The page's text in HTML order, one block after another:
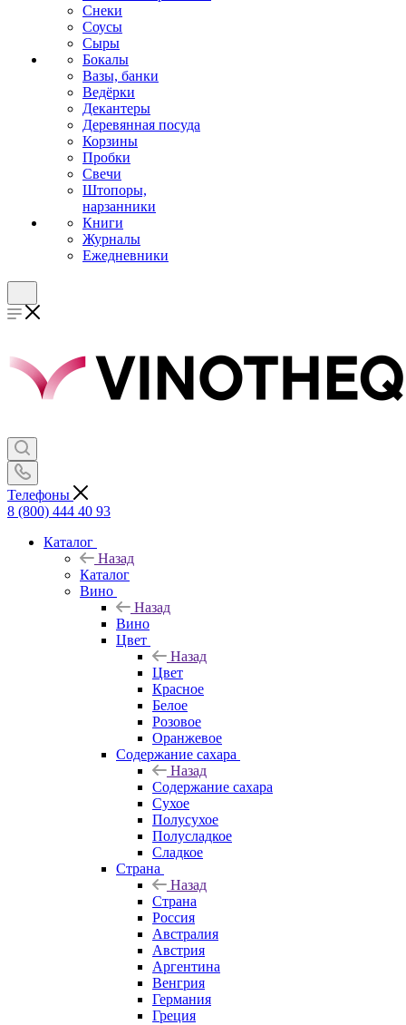
Снеки
Соусы
Сыры
Бокалы
Вазы, банки
Ведёрки
Декантеры
Деревянная посуда
Корзины
Пробки
Свечи
Штопоры,
нарзанники
Книги
Журналы
Ежедневники
Телефоны
8 (800) 444 40 93
Каталог
Назад
Каталог
Вино
Назад
Вино
Цвет
Назад
Цвет
Красное
Белое
Розовое
Оранжевое
Содержание сахара
Назад
Содержание сахара
Сухое
Полусухое
Полусладкое
Сладкое
Страна
Назад
Страна
Россия
Австралия
Австрия
Аргентина
Венгрия
Германия
Греция